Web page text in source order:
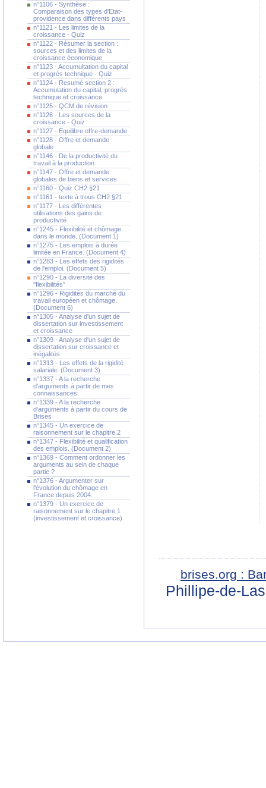
n°1106 - Synthèse :
Comparaison des types d'Etat-
providence dans différents pays
n°1121 - Les limites de la
croissance - Quiz
n°1122 - Résumer la section :
sources et des limites de la
croissance économique
n°1123 - Accumultation du capital
et progrès technique - Quiz
n°1124 - Resumé section 2 :
Accumulation du capital, progrès
technique et croissance
n°1125 - QCM de révision
n°1126 - Les sources de la
croissance - Quiz
n°1127 - Equilibre offre-demande
n°1128 - Offre et demande
globale
n°1146 - De la productivité du
travail à la production
n°1147 - Offre et demande
globales de biens et services
n°1160 - Quiz CH2 §21
n°1161 - texte à trous CH2 §21
n°1177 - Les différentes
utilisations des gains de
productivité
n°1245 - Flexibilité et chômage
dans le monde. (Document 1)
n°1275 - Les emplois à durée
limitée en France. (Document 4)
n°1283 - Les effets des rigidités
de l'emploi. (Document 5)
n°1290 - La diversité des
"flexibilités"
n°1296 - Rigidités du marché du
travail européen et chômage.
(Document 6)
n°1305 - Analyse d'un sujet de
dissertation sur investissement
et croissance
n°1309 - Analyse d'un sujet de
dissertation sur croissance et
inégalités
n°1313 - Les effets de la rigidité
salariale. (Document 3)
n°1337 - A la recherche
d'arguments à partir de mes
connaissances.
n°1339 - A la recherche
d'arguments à partir du cours de
Brises
n°1345 - Un exercice de
raisonnement sur le chapitre 2
n°1347 - Flexibilité et qualification
des emplois. (Document 2)
n°1369 - Comment ordonner les
arguments au sein de chaque
partie ?
n°1376 - Argumenter sur
l'évolution du chômage en
France depuis 2004.
n°1379 - Un exercice de
raisonnement sur le chapitre 1
(investissement et croissance)
brises.org :
Phillipe-de-